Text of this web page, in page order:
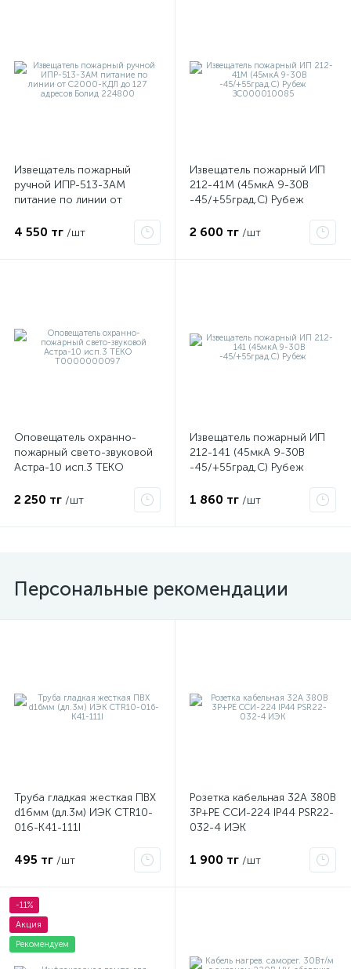
Извещатель пожарный
ручной ИПР-513-3АМ
питание по линии от
Болид 224800
4 550 тг /шт
Извещатель пожарный ИП
212-41М (45мкА 9-30В
-45/+55град.C) Рубеж
2 600 тг /шт
Оповещатель охранно-
пожарный свето-звуковой
Астра-10 исп.3 ТЕКО
2 250 тг /шт
Извещатель пожарный ИП
212-141 (45мкА 9-30В
-45/+55град.C) Рубеж
1 860 тг /шт
Персональные рекомендации
Труба гладкая жесткая ПВХ
d16мм (дл.3м) ИЭК CTR10-
016-K41-111I
495 тг /шт
Розетка кабельная 32А 380В
3P+PЕ ССИ-224 IP44 PSR22-
032-4 ИЭК
1 900 тг /шт
-11%
Акция
Рекомендуем